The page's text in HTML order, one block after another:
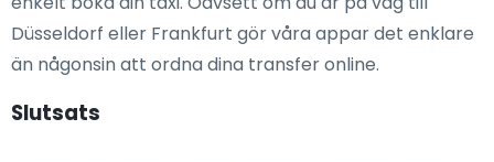
Düsseldorf eller Frankfurt gör våra appar det enklare
än någonsin att ordna dina transfer online.
Slutsats